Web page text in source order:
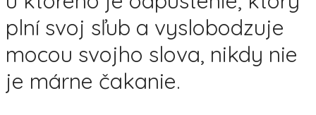
plní svoj sľub a vyslobodzuje
mocou svojho slova, nikdy nie
je márne čakanie.